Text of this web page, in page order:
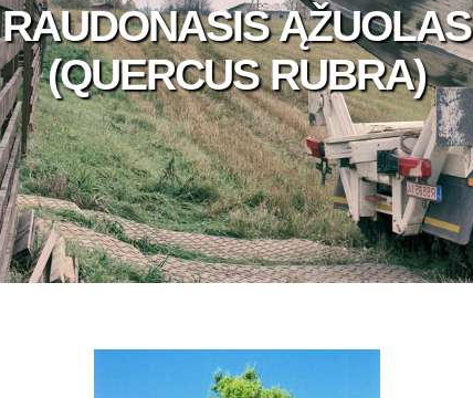
RAUDONASIS ĄŽUOLAS
(QUERCUS RUBRA)